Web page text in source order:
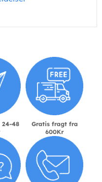
24-48
Gratis fragt fra
600Kr